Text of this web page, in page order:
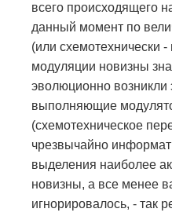
всего происходящего
данный момент по
(или схемотехнически -
модуляции новизны
эволюционно возникли
выполняющие
(схемотехническое
чрезвычайно
выделения наиболее
новизны, а все менее
игнорировалось, - так